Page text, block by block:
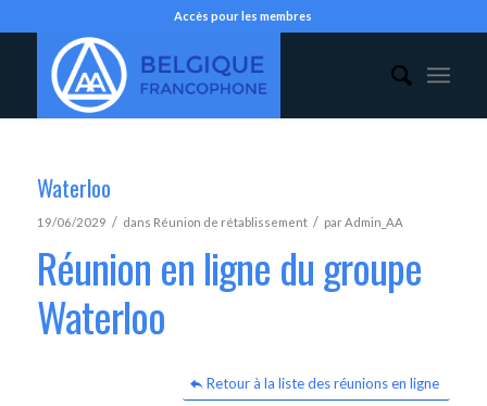
Accès pour les membres
Waterloo
19/06/2029 / dans Réunion de rétablissement / parAdmin_AA
Réunion en ligne du groupe
Waterloo
Retour à la liste des réunions en ligne